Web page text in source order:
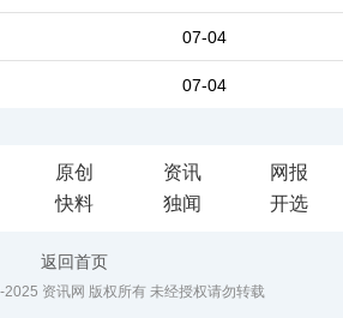
07-04
07-04
原创 资讯
网报
快料 独闻 开选
返回首页
资讯网 版权所有 未经授权请勿转载